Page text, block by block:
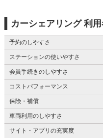
カーシェアリング 利
予約のしやすさ
ステーションの使いやすさ
会員手続きのしやすさ
コストパフォーマンス
保険・補償
車両利用のしやすさ
サイト・アプリの充実度